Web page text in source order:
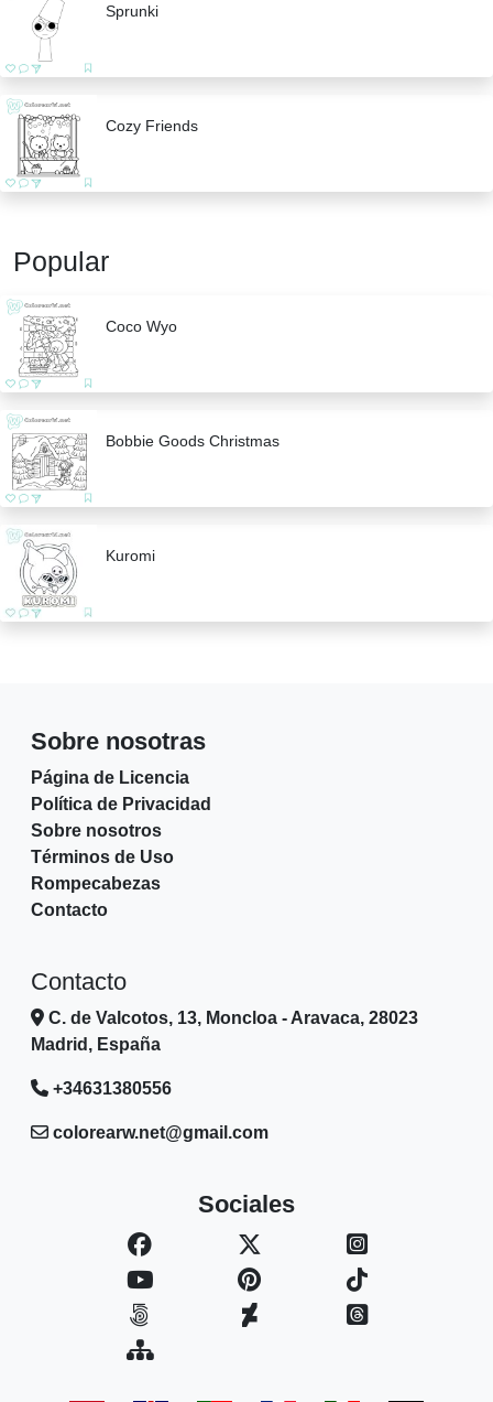
Sprunki
Cozy Friends
Popular
Coco Wyo
Bobbie Goods Christmas
Kuromi
Sobre nosotras
Página de Licencia
Política de Privacidad
Sobre nosotros
Términos de Uso
Rompecabezas
Contacto
Contacto
C. de Valcotos, 13, Moncloa - Aravaca, 28023
Madrid, España
+34631380556
colorearw.net@gmail.com
Sociales